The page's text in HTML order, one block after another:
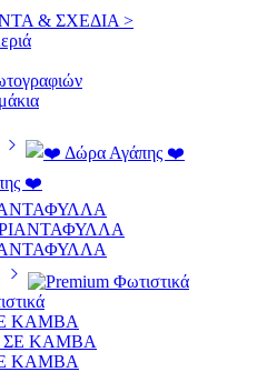
& ΣΧΕΔΙΑ >
❤️
ΚΑΜΒΑ
ΚΑΜΒΑ